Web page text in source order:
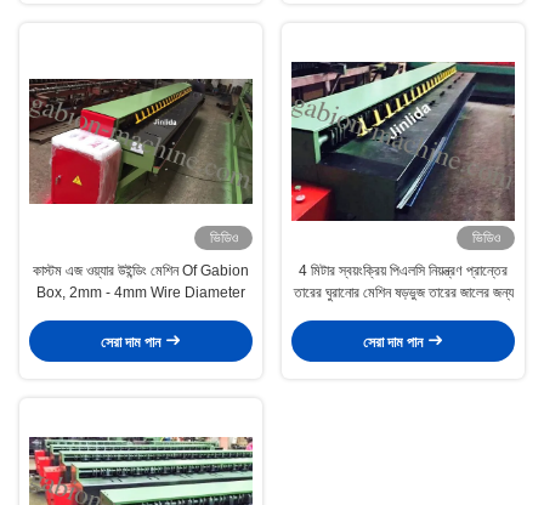
ভিডিও
কাস্টম এজ ওয়্যার উইন্ডিং মেশিন Of Gabion
Box, 2mm - 4mm Wire Diameter
সেরা দাম পান
ভিডিও
4 মিটার স্বয়ংক্রিয় পিএলসি নিয়ন্ত্রণ প্রান্তের
তারের ঘুরানোর মেশিন ষড়ভুজ তারের জালের জন্য
সেরা দাম পান